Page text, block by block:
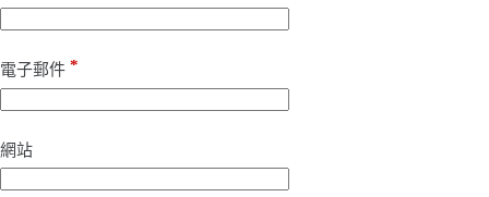
電子郵件 *
網站